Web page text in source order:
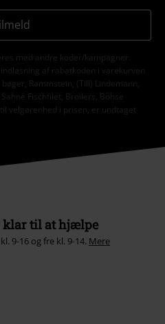
med andre koder/kampagner.
af rabatkoden i varekurven
Rammstein, (Till) Lindemann,
Fischfilet, Broilers, Böhse
velgørenhed i prisen, er undtaget
klar til at hjælpe
9-16 og fre kl. 9-14. Mere